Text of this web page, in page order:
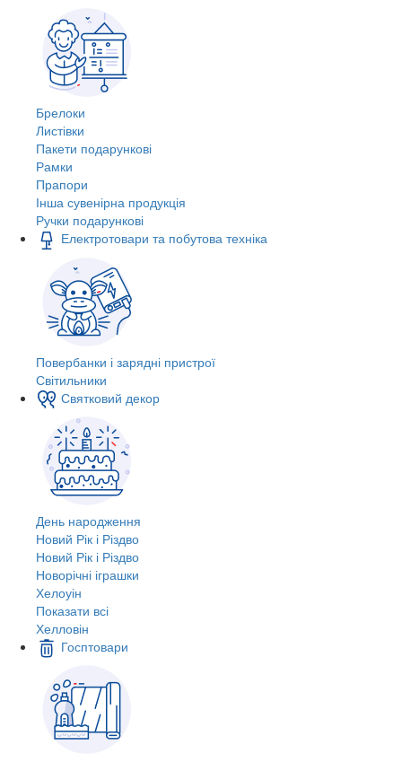
Брелоки
Листівки
Пакети подарункові
Рамки
Прапори
Інша сувенірна продукція
Ручки подарункові
Електротовари та побутова техніка
Повербанки і зарядні пристрої
Світильники
Святковий декор
День народження
Новий Рік і Різдво
Новий Рік і Різдво
Новорічні іграшки
Хелоуін
Показати всі
Хелловін
Госптовари